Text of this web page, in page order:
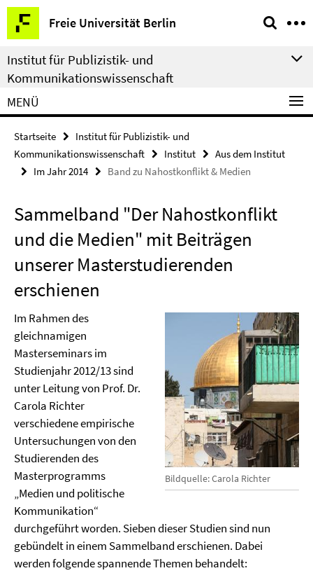
Springe
direkt
zu
Inhalt
Freie Universität Berlin
Service-
Navigation
Institut für Publizistik- und
Kommunikationswissenschaft
MENÜ
Startseite
Institut für Publizistik- und
Kommunikationswissenschaft
Institut
Aus dem Institut
Im Jahr 2014
Band zu Nahostkonflikt & Medien
Sammelband "Der Nahostkonflikt
und die Medien" mit Beiträgen
unserer Masterstudierenden
erschienen
Bildquelle: Carola Richter
Im Rahmen des
gleichnamigen
Masterseminars im
Studienjahr 2012/13 sind
unter Leitung von Prof. Dr.
Carola Richter
verschiedene empirische
Untersuchungen von den
Studierenden des
Masterprogramms
„Medien und politische
Kommunikation“
durchgeführt worden. Sieben dieser Studien sind nun
gebündelt in einem Sammelband erschienen. Dabei
werden folgende spannende Themen behandelt: